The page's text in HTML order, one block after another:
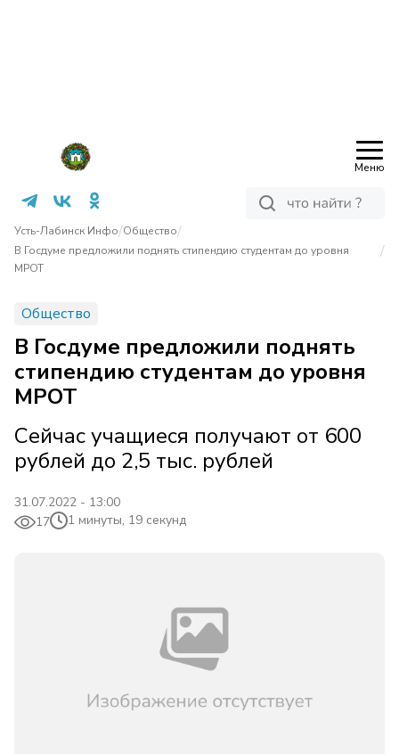
Меню
Усть-Лабинск Инфо/Общество/
В Госдуме предложили поднять стипендию студентам до уровня
МРОТ
/
Общество
В Госдуме предложили поднять
стипендию студентам до уровня
МРОТ
Сейчас учащиеся получают от 600
рублей до 2,5 тыс. рублей
31.07.2022 - 13:00
17
1 минуты, 19 секунд